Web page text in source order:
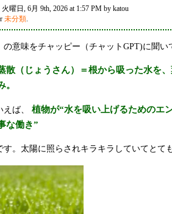
火曜日, 6月 9th, 2026 at 1:57 PM by katou
未分類.
の意味をチャッピー（チャットGPT)に聞
散（じょうさん）＝根から吸った水を
。
えば、 植物が“水を吸い上げるためのエ
な働き”
す。太陽に照らされキラキラしていてとて